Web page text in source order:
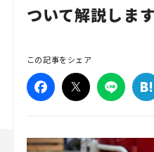
ついて解説します
この記事をシェア
Special
Series
Campaign
スズキ ジムニー｜Suzuki